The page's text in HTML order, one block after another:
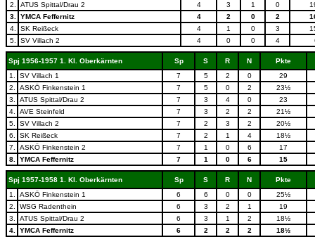
2.
ATUS Spittal/Drau 2 4 3 1 0
3.
YMCA Feffernitz 4 2 0 2
4.
SK Reißeck 4 1 0 3
5.
SV Villach 2 4 0 0 4
Spj 1956-1957 1. Kl. Oberkärnten Sp S R N
Pkte
1.
SV Villach 1 7 5 2 0
29
2.
ASKÖ Finkenstein 1 7 5 0 2
23½
3.
ATUS Spittal/Drau 2 7 3 4 0
23
4.
AVE Steinfeld 7 3 2 2
21½
5.
SV Villach 2 7 2 3 2
20½
6.
SK Reißeck 7 2 1 4
18½
7.
ASKÖ Finkenstein 2 7 1 0 6
17
8.
YMCA Feffernitz 7 1 0 6 15
Spj 1957-1958 1. Kl. Oberkärnten Sp S R N
Pkte
1.
ASKÖ Finkenstein 1 6 6 0 0
25½
2.
WSG Radenthein 6 3 2 1
19
3.
ATUS Spittal/Drau 2 6 3 1 2
18½
4.
YMCA Feffernitz 6 2 2 2
18½